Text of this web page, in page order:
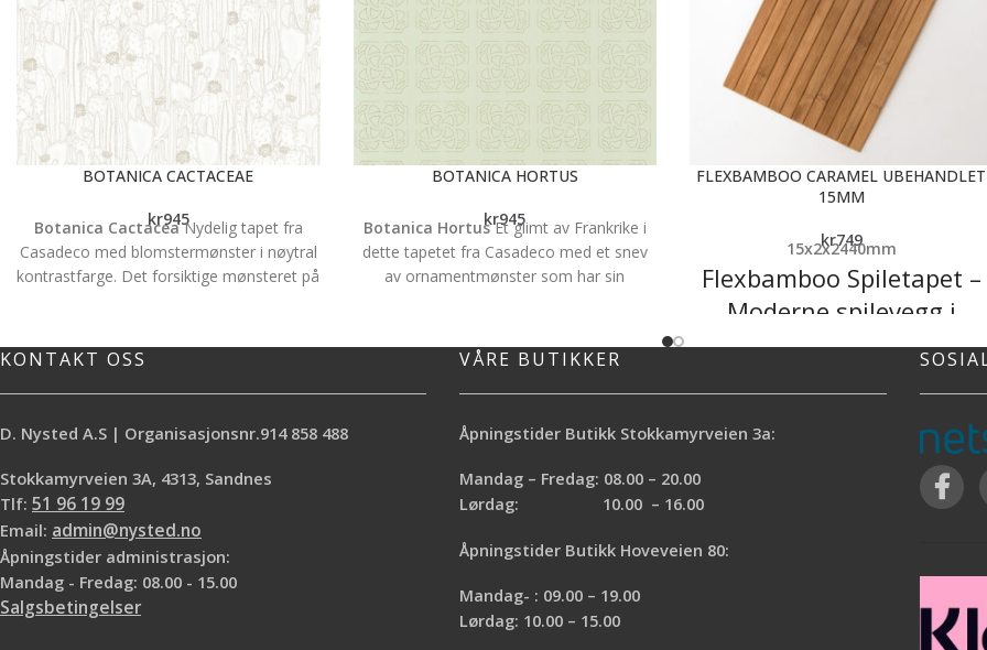
BOTANICA CACTACEAE
kr945
Botanica CactaceaNydelig tapet fra
Casadeco med blomstermønster i nøytral
kontrastfarge. Det forsiktige mønsteret på
Tapettype: Non wowen Rullbredde: 0,53m
Rullengde: 10,05m Mønsterrapport: 32cm
Tapetet er bestillingsvare og normal
Husk å ta hensyn til mønster når du
regner ut antall ruller du trenger. Vi hjelper
deg gjerne med utregningen. Ønsker du å
ta og føle på tapetet har vi prøvebøker i
butikkene våre.
BOTANICA HORTUS
kr945
Botanica HortusEt glimt av Frankrike i
dette tapetet fra Casadeco med et snev
av ornamentmønster som har sin
wowen tvers gjennom.
Tapettype: Non wowen Rullbredde: 0,53m
Rullengde: 10,05m Mønsterrapport: 11cm
Tapetet er bestillingsvare og normal
leveringstid etter bestilling er 10
virkedager Husk å ta hensyn til mønster
når du regner ut antall ruller du trenger. Vi
hjelper deg gjerne med utregningen.
Ønsker du å ta og føle på tapetet har vi
prøvebøker i butikkene våre.
FLEXBAMBOO CARAMEL UBEHANDLET
15MM
kr749
15x2x2440mm
Flexbamboo Spiletapet –
Moderne spilevegg i
naturlig bambus
for deg som drømmer om en moderne
spilevegg. Dette unike naturproduktet
kombinerer bærekraftig bambus med et
brukervennlig design som gjør
Leveres i standard høyde 244cm,
(legger du inn f.eks 1 i antall på
kjøp vi du da motta ca 41cm
KONTAKT OSS
D. Nysted A.S | Organisasjonsnr.914 858 488
Stokkamyrveien 3A, 4313, Sandnes
Tlf: 51 96 19 99
Email: admin@nysted.no
Åpningstider administrasjon:
Mandag - Fredag: 08.00 - 15.00
Salgsbetingelser
VÅRE BUTIKKER
Åpningstider Butikk Stokkamyrveien 3a:
Mandag – Fredag: 08.00 – 20.00
Lørdag: 10.00 – 16.00
Åpningstider Butikk Hoveveien 80:
Mandag- : 09.00 – 19.00
Lørdag: 10.00 – 15.00